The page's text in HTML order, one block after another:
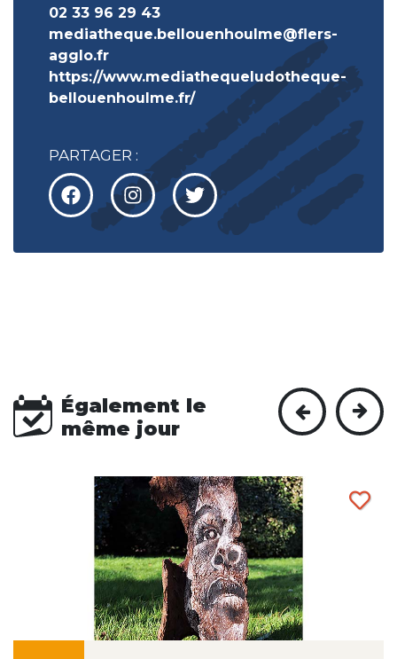
02 33 96 29 43
mediatheque.bellouenhoulme@flers-
agglo.fr
https://www.mediathequeludotheque-
bellouenhoulme.fr/
PARTAGER :
Également le
même jour